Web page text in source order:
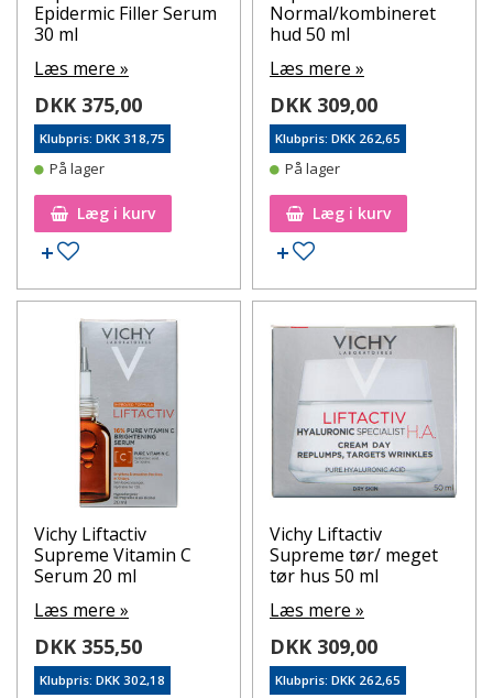
Epidermic Filler Serum
30 ml
Læs mere »
DKK 375,00
Klubpris: DKK 318,75
På lager
Læg i kurv
Tilføj til ønskeseddel
Normal/kombineret
hud 50 ml
Læs mere »
DKK 309,00
Klubpris: DKK 262,65
På lager
Læg i kurv
Tilføj til ønskeseddel
Vichy Liftactiv
Supreme Vitamin C
Serum 20 ml
Læs mere »
DKK 355,50
Klubpris: DKK 302,18
Vichy Liftactiv
Supreme tør/ meget
tør hus 50 ml
Læs mere »
DKK 309,00
Klubpris: DKK 262,65